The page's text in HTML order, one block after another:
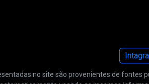
no site são provenientes de fontes